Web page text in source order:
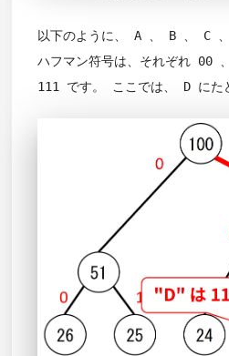
以下のように、 A 、 B 、 C
ハフマン符号は、それぞれ 00
111 です。 ここでは、 D にた